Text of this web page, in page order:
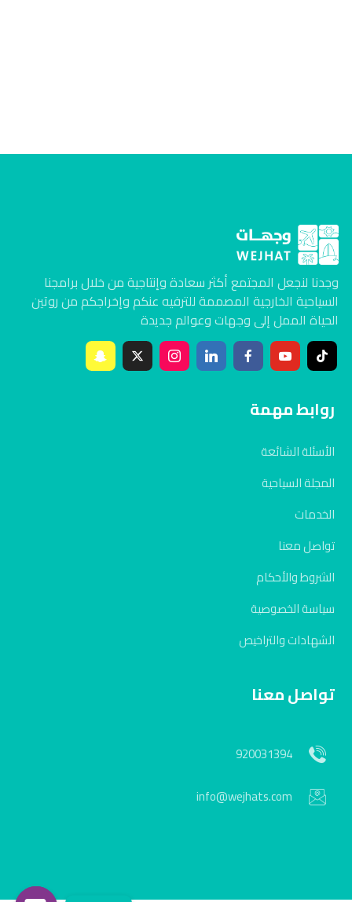
وجدنا لنجعل المجتمع أكثر سعادة وإنتاجية من خلال برامجنا
السياحية الخارجية المصممة للترفيه عنكم وإخراجكم من روتين
الحياة الممل إلى وجهات وعوالم جديدة
روابط مهمة
الأسئلة الشائعة
المجلة السياحية
الخدمات
تواصل معنا
الشروط والأحكام
سياسة الخصوصية
الشهادات والتراخيص
تواصل معنا
920031394
info@wejhats.com